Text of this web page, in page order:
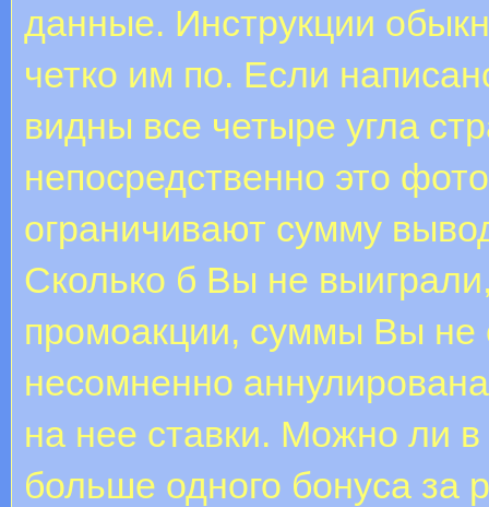
данные. Инструкции
четко им по. Если
видны все четыре угла
непосредственно это
ограничивают сумму
Сколько б Вы не
промоакции, суммы Вы не
несомненно
на нее ставки. Можно ли
больше одного бонуса за